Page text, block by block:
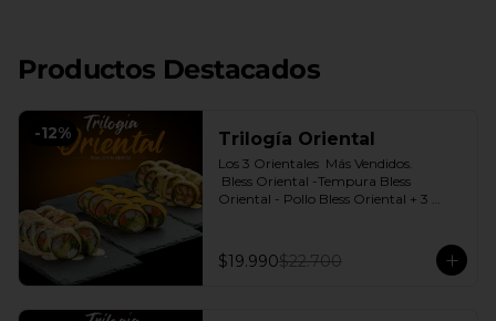
Productos Destacados
-12% Trilogía Oriental
Los 3 Orientales  Más Vendidos.
Bless Oriental -Tempura Bless
Oriental - Pollo Bless Oriental + 3
$19.990$22.700